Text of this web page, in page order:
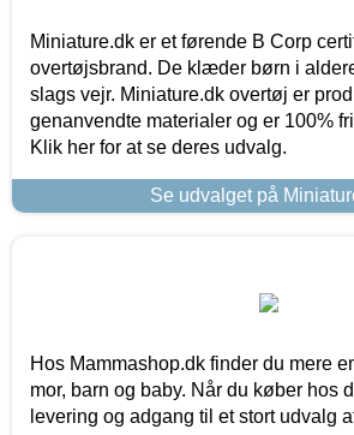
Miniature.dk er et førende B Corp
overtøjsbrand. De klæder børn i
slags vejr. Miniature.dk overtøj er
genanvendte materialer og er 100%
Klik her for at se deres udvalg.
Se udvalget på
Hos Mammashop.dk finder du mere
mor, barn og baby. Når du køber hos
levering og adgang til et stort udvalg